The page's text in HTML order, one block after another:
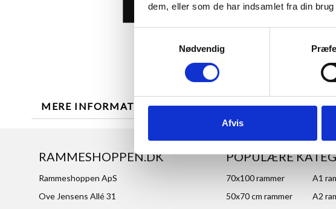
dem, eller som de har indsamlet fra din
Nødvendig
Afvis
MERE INFORMATION ANMELDELSER
RAMMESHOPPEN.DK
Rammeshoppen ApS
Ove Jensens Allé 31
POPULÆRE
70x100 rammer
A1
50x70 cm rammer
A2